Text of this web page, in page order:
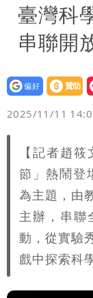
號」
國家
電一
賴清
總帳
70歲
超
駐英
內容
白海
到紫
苦茶
商羈
臺灣科
串聯開
設為
贊助
2025/11/11
【記者趙
節」熱鬧登
為主題，由
主辦，串聯
動，從實驗
戲中探索科